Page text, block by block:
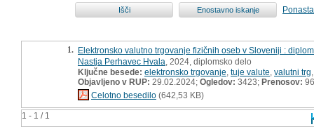
1 - 1 / 1
1. Elektronsko valutno trgovanje fizičnih oseb v Sloveniji :
Nastja Perhavec Hvala , 2024, diplomsko delo
Ključne besede: elektronsko trgovanje tuje valute valutni trg
Objavljeno v RUP: 29.02.2024; Ogledov: 3423; Prenosov: 96
Celotno besedilo (642,53 KB)